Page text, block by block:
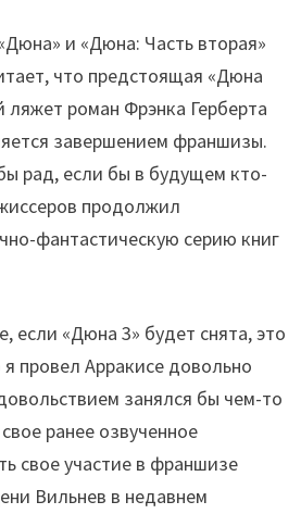
и «Дюна: Часть вторая»
что предстоящая «Дюна
ляжет роман Фрэнка Герберта
завершением франшизы.
рад, если бы в будущем кто-
продолжил
фантастическую серию книг
если «Дюна 3» будет снята, это
провел Арракисе довольно
занялся бы чем-то
ранее озвученное
свое участие в франшизе
Вильнев в недавнем